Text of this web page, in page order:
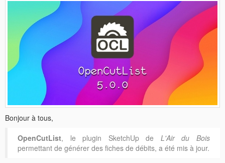
Bonjour à tous,
OpenCutList, le plugin SketchUp de L'Air du Bois
permettant de générer des fiches de débits, a été mis à jour.